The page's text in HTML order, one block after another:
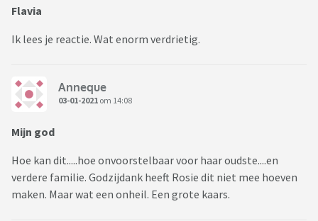
Flavia
Ik lees je reactie. Wat enorm verdrietig.
Anneque
03-01-2021 om 14:08
Mijn god
Hoe kan dit.....hoe onvoorstelbaar voor haar oudste....en
verdere familie. Godzijdank heeft Rosie dit niet mee hoeven
maken. Maar wat een onheil. Een grote kaars.